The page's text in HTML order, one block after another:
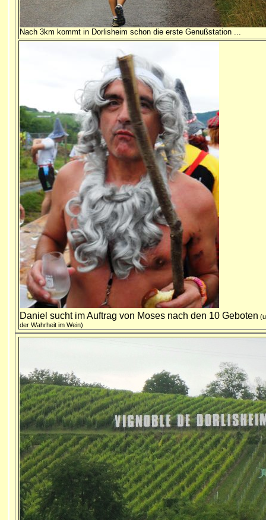
Nach 3km kommt in Dorlisheim schon die erste Genußstation
Daniel sucht im Auftrag von Moses nach den 10 Geboten
der Wahrheit im Wein)